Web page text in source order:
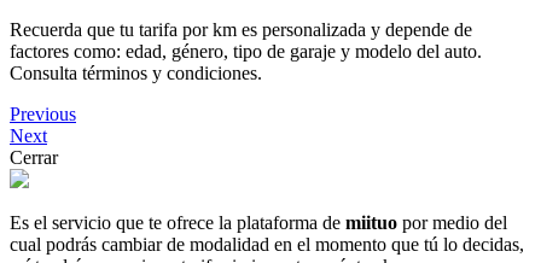
Recuerda que tu tarifa por km es personalizada y depende de
factores como: edad, género, tipo de garaje y modelo del auto.
Consulta términos y condiciones.
Previous
Next
Cerrar
Es el servicio que te ofrece la plataforma de miituo por medio del
cual podrás cambiar de modalidad en el momento que tú lo decidas,